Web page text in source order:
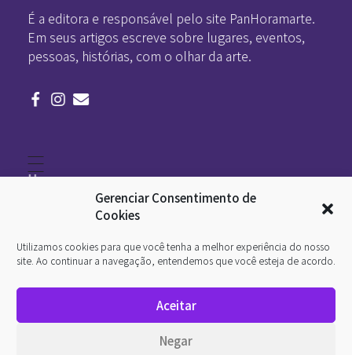
Gerenciar Consentimento de
Cookies
Utilizamos cookies para que você tenha a melhor experiência do nosso
site. Ao continuar a navegação, entendemos que você esteja de acordo.
Aceitar
Negar
É a editora e responsável pelo site PanHoramarte.
Em seus artigos escreve sobre lugares, eventos,
pessoas, histórias, com o olhar da arte.
Home
Arte
O que é arte
InternetArt
Quem somos
viajamos nessa poética. Todos os direitos reservados